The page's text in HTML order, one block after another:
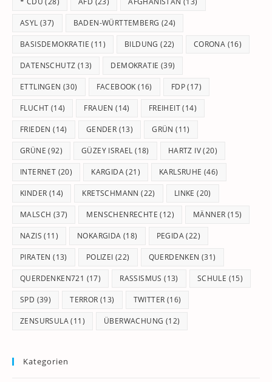
ASYL (37) BADEN-WÜRTTEMBERG (24)
BASISDEMOKRATIE (11) BILDUNG (22) CORONA (16)
DATENSCHUTZ (13) DEMOKRATIE (39)
ETTLINGEN (30) FACEBOOK (16) FDP(17)
FLUCHT (14) FRAUEN (14) FREIHEIT(14)
FRIEDEN (14) GENDER (13) GRÜN (11)
GRÜNE (92) GÜZEY ISRAEL (18) HARTZ IV(20)
INTERNET (20) KARGIDA(21) KARLSRUHE (46)
KINDER (14) KRETSCHMANN (22) LINKE (20)
MALSCH (37) MENSCHENRECHTE (12) MÄNNER (15)
NAZIS (11) NOKARGIDA (18) PEGIDA(22)
PIRATEN (13) POLIZEI (22) QUERDENKEN (31)
QUERDENKEN721 (17) RASSISMUS (13) SCHULE (15)
SPD (39) TERROR (13) TWITTER (16)
ZENSURSULA(11) ÜBERWACHUNG (12)
Kategorien